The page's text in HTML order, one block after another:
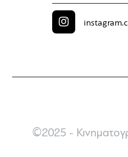
©2025 -